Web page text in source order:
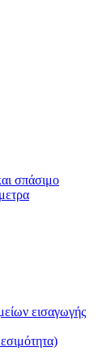
σπάσιμο
εισαγωγής